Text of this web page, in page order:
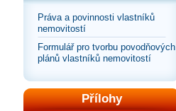
Práva a povinnosti vlastníků
nemovitostí
Formulář pro tvorbu povodňových
plánů vlastníků nemovitostí
Přílohy